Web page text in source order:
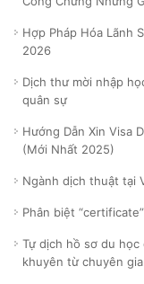
Hợp Pháp Hóa Lãnh
2026
Dịch thư mời nhập
quân sự
Hướng Dẫn Xin Visa
(Mới Nhất 2025)
Ngành dịch thuật tại
Phân biệt
Tự dịch hồ sơ du
khuyên từ chuyên gia